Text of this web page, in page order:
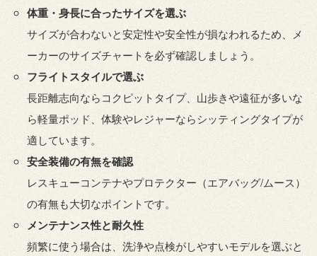
体重・身長に合ったサイズを選ぶ
サイズが合わないと安定性や安全性が損なわれるため、メ
ーカーのサイズチャートを必ず確認しましょう。
フライトスタイルで選ぶ
長距離志向ならコクピットタイプ、山歩きや遠征が多いな
ら軽量ポッド、体験やレジャーならシッティングタイプが
適しています。
安全装備の有無を確認
レスキューコンテナやプロテクター（エアバッグ/ムース）
の有無も大切なポイントです。
メンテナンス性と耐久性
頻繁に使う場合は、洗浄や点検がしやすいモデルを選ぶと